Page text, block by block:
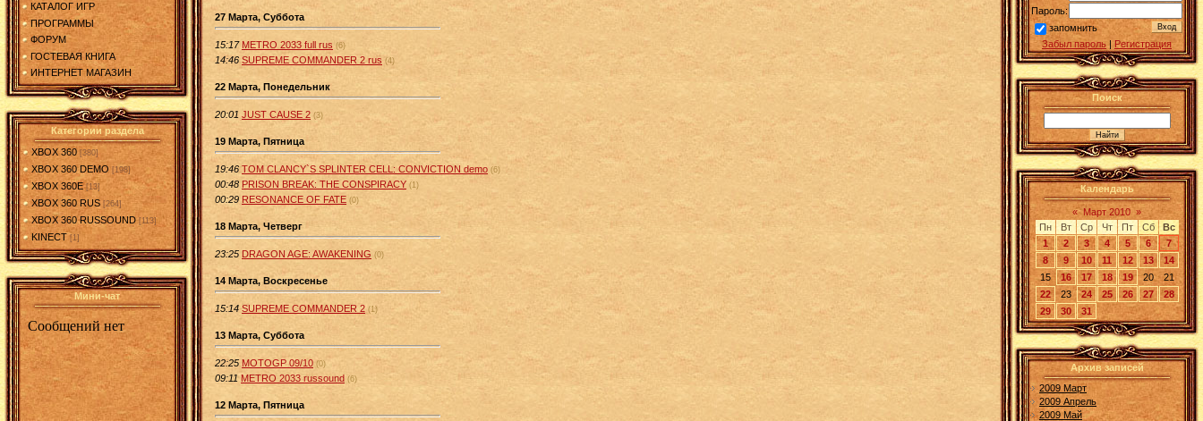
КАТАЛОГ ИГР
ПРОГРАММЫ
ФОРУМ
ГОСТЕВАЯ КНИГА
ИНТЕРНЕТ МАГАЗИН
Категории раздела
XBOX 360 [380]
XBOX 360 DEMO [198]
XBOX 360E [13]
XBOX 360 RUS [264]
XBOX 360 RUSSOUND [113]
KINECT [1]
Мини-чат
27 Марта, Суббота
15:17 METRO 2033 full rus (6)
14:46 SUPREME COMMANDER 2 rus (4)
22 Марта, Понедельник
20:01 JUST CAUSE 2 (3)
19 Марта, Пятница
19:46 TOM CLANCY`S SPLINTER CELL: CONVICTION demo (6)
00:48 PRISON BREAK: THE CONSPIRACY (1)
00:29 RESONANCE OF FATE (0)
18 Марта, Четверг
23:25 DRAGON AGE: AWAKENING (0)
14 Марта, Воскресенье
15:14 SUPREME COMMANDER 2 (1)
13 Марта, Суббота
22:25 MOTOGP 09/10 (0)
09:11 METRO 2033 russound (6)
12 Марта, Пятница
Пароль:
запомнить
Забыл пароль | Регистрация
Поиск
Календарь
« Март 2010 »
Пн
Вт Ср Чт Пт Сб
Вс
1
2 3 4 5 6
7
8
9 10 11 12 13
14
15
16 17 18 19 20
21
22
23 24 25 26 27
28
29
30 31
Архив записей
2009 Март
2009 Апрель
2009 Май